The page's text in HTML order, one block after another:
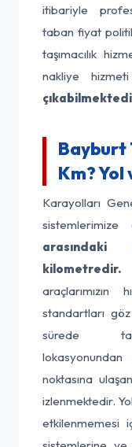
itibariyle
taban fiyat
taşımacılık
nakliye
Bayburt
Km? Yol
Karayolları
kilometredir.
standartları
sürede
lokasyonundan
noktasına
izlenmektedir.
etkilenmemesi